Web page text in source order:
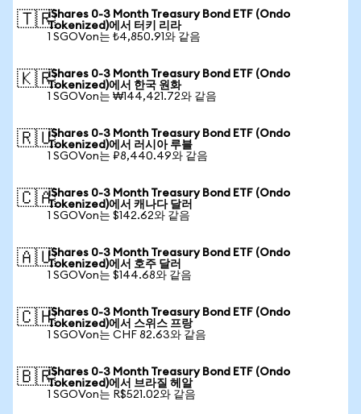
🇹🇷iShares 0-3 Month Treasury Bond ETF (Ondo
Tokenized)에서 터키 리라
1 SGOVon는 ₺4,850.91와 같음
🇰🇷iShares 0-3 Month Treasury Bond ETF (Ondo
Tokenized)에서 한국 원화
1 SGOVon는 ₩144,421.72와 같음
🇷🇺iShares 0-3 Month Treasury Bond ETF (Ondo
Tokenized)에서 러시아 루블
1 SGOVon는 ₽8,440.49와 같음
🇨🇦iShares 0-3 Month Treasury Bond ETF (Ondo
Tokenized)에서 캐나다 달러
1 SGOVon는 $142.62와 같음
🇦🇺iShares 0-3 Month Treasury Bond ETF (Ondo
Tokenized)에서 호주 달러
1 SGOVon는 $144.68와 같음
🇨🇭iShares 0-3 Month Treasury Bond ETF (Ondo
Tokenized)에서 스위스 프랑
1 SGOVon는 CHF 82.63와 같음
🇧🇷iShares 0-3 Month Treasury Bond ETF (Ondo
Tokenized)에서 브라질 헤알
1 SGOVon는 R$521.02와 같음